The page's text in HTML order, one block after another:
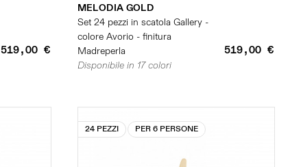
519,00 €
MELODIA GOLD
Set 24 pezzi in scatola Gallery -
colore Avorio - finitura
Madreperla
519,00 €
Disponibile in 17 colori
24 PEZZI PER 6 PERSONE